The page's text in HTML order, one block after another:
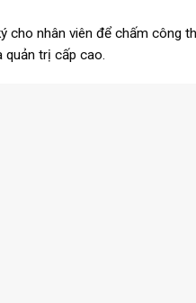
cho nhân viên để chấm công
quản trị cấp cao.